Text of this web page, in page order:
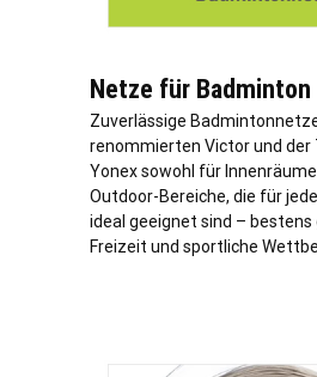
Netze für Badminton
Zuverlässige
renommierten Victor und der
Yonex sowohl für
Outdoor-Bereiche, die für
ideal geeignet sind –
Freizeit und sportliche